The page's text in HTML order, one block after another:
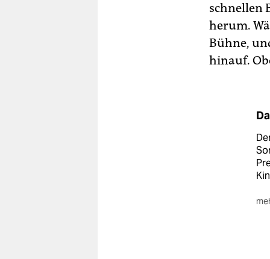
schnellen
herum.
Bühne,
hinauf.